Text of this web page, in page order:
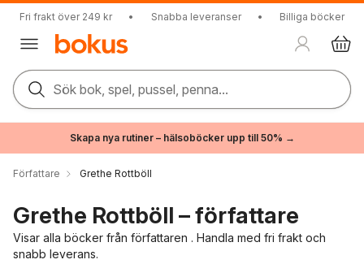
Fri frakt över 249 kr • Snabba leveranser • Billiga böcker
Sök bok, spel, pussel, penna...
Skapa nya rutiner – hälsoböcker upp till 50% →
Författare Grethe Rottböll
Grethe Rottböll – författare
Visar alla böcker från författaren . Handla med fri frakt och
snabb leverans.